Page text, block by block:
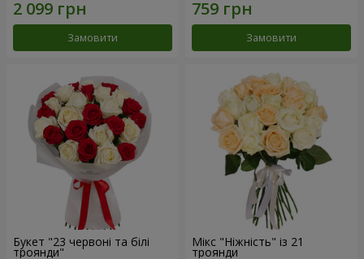
Замовити Замовити
Букет "23 червоні та білі
троянди"
Мікс "Ніжність" із 21
троянди